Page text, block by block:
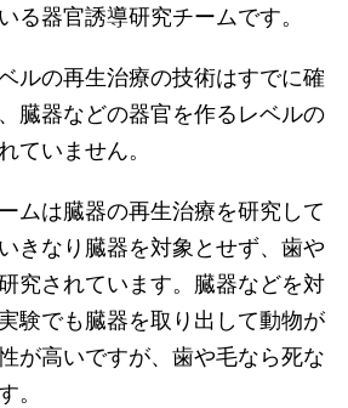
る器官誘導研究チームです。
ルの再生治療の技術はすでに確
臓器などの器官を作るレベルの
ていません。
ムは臓器の再生治療を研究して
きなり臓器を対象とせず、歯や
究されています。臓器などを対
験でも臓器を取り出して動物が
が高いですが、歯や毛なら死な
。